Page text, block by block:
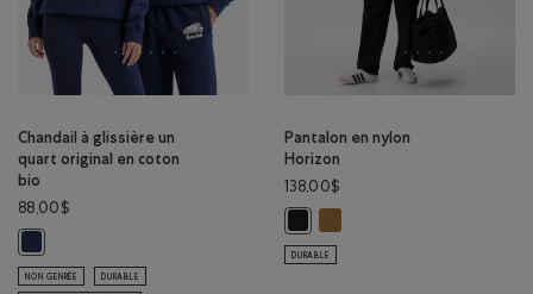
Chandail à glissière un
quart original en coton
bio
88,00$
NON GENRÉE DURABLE
Pantalon en nylon
Horizon
138,00$
DURABLE